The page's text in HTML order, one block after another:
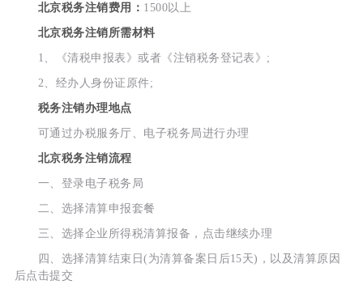
北京税务注销费用： 1500以上
北京税务注销所需材料
1、《清税申报表》或者《注销税务登记表》;
2、经办人身份证原件;
税务注销办理地点
可通过办税服务厅、电子税务局进行办理
北京税务注销流程
一、登录电子税务局
二、选择清算申报套餐
三、选择企业所得税清算报备，点击继续办理
四、选择清算结束日(为清算备案日后15天)，以及清算原因
后点击提交